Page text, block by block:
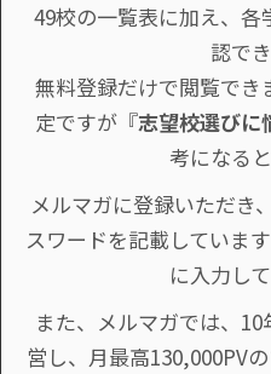
49校の一覧表に加え、
認で
無料登録だけで閲覧でき
定ですが『志望校選びに
考になる
メルマガに登録いただき
スワードを記載していま
に入力し
また、メルマガでは、
営し、月最高130,000PV